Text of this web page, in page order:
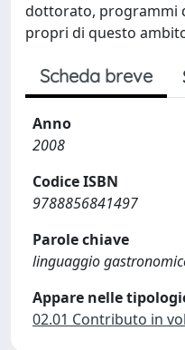
dottorato, programmi
propri di questo
Scheda breve
Anno
2008
Codice ISBN
9788856841497
Parole chiave
linguaggio
Appare nelle
02.01 Contributo in